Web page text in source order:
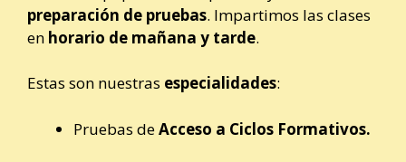
preparación de pruebas. Impartimos las clases
en horario de mañana y tarde.
Estas son nuestras especialidades:
Pruebas deAcceso a Ciclos Formativos.